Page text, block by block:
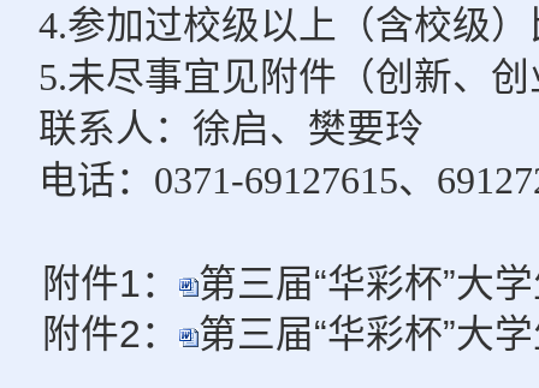
4.参加过校级以上（含校级
5.未尽事宜见附件（创新、
联系人：徐启、樊要玲
电话：0371-69127615、
附件1：
第三届“华彩杯”大
附件2：
第三届“华彩杯”大